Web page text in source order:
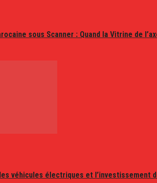
sous Scanner : Quand la Vitrine de
véhicules électriques et l’investissement